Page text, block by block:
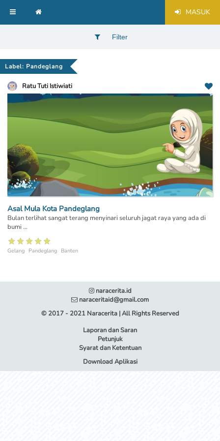
MASUK
Filter
Label: Pandeglang
Ratu Tuti Istiwiati
Asal Mula Kota Pandeglang
Bulan terlihat sangat terang menyinari seluruh jagat raya yang ada di
bumi ...
Gelang Pandeglang Banten
naracerita.id
naraceritaid@gmail.com
© 2017 - 2021 Naracerita | All Rights Reserved
Laporan dan Saran
Petunjuk
Syarat dan Ketentuan
Download Aplikasi